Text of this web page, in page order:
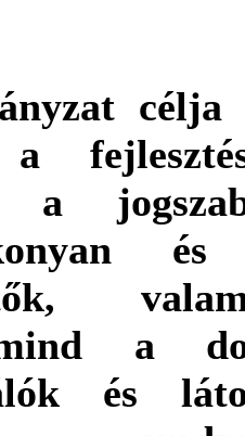
célja
a
a
és
a
és